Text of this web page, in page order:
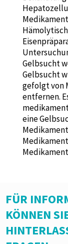
Gelbsucht
Gelbsucht
gefolgt von
entfernen.
eine
FÜR
KÖNNEN